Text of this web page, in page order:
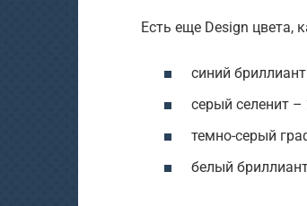
Есть еще Design цвета,
синий
серый селенит –
темно-серый
белый